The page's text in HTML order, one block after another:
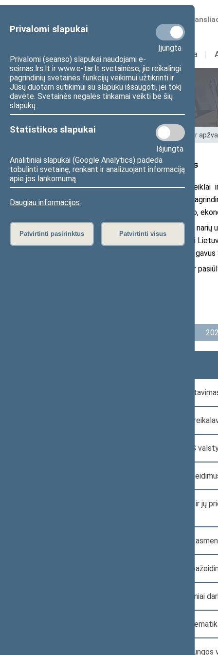
Privalomi slapukai
Įjungta
Privalomi (seanso) slapukai naudojami e-
seimas.lrs.lt ir www.e-tar.lt svetainėse, jie reikalingi
pagrindinių svetainės funkcijų veikimui užtikrinti ir
Jūsų duotam sutikimui su slapuku išsaugoti, jei tokį
davėte. Svetainės negalės tinkamai veikti be šių
slapukų.
Statistikos slapukai
Išjungta
Analitiniai slapukai (Google Analytics) padeda
tobulinti svetainę, renkant ir analizuojant informaciją
apie jos lankomumą.
Daugiau informacijos
Patvirtinti pasirinktus Patvirtinti visus
Numatomos
Sudėtis Veikla I
Teisėkūra
Pradžia>Teisėkūra Teisėkūros tyrimai ir
Teisėkūros tyrimai ir apžvalgos
Šioje svetainėje pateikiami Seimo veiklai
informaciniai darbai. Tyrimų skyriaus
teisės ir teisėkūros, valstybės valdymo,
Tyrimų skyriaus darbai rengiami Seimo
Juose pateikta informacija nėra oficiali
įstatymų nustatytas išimtis, galima tik
Būsime dėkingi už Jūsų pastebėjimus ir
Eismo įvykio dalyvių pareigų
Dviračių eismo reguliavimas ir saugos
Teisėjų skyrimo ir karjeros aspektai ES
Atsakomybė už viešosios tvarkos
Prekybos elektroninėmis cigaretėmis ir jų
Psichikos sveikatos sutrikimų turinčių
Atsakomybė už kelių eismo taisyklių
Lietuvos Respublikos Seimo prioritetiniai
Regioninės politikos samprata ir
Viešojo intereso gynimas Europos